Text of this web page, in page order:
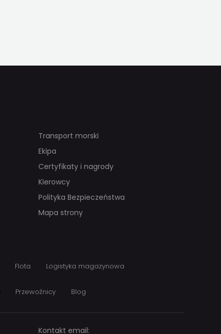
Transport morski
Ekipa
Certyfikaty i nagrody
Kierowcy
Polityka Bezpieczeństwa
Mapa strony
Flota Logistyka magazynowa
Przewoźnicy Blog
Kontakt email: